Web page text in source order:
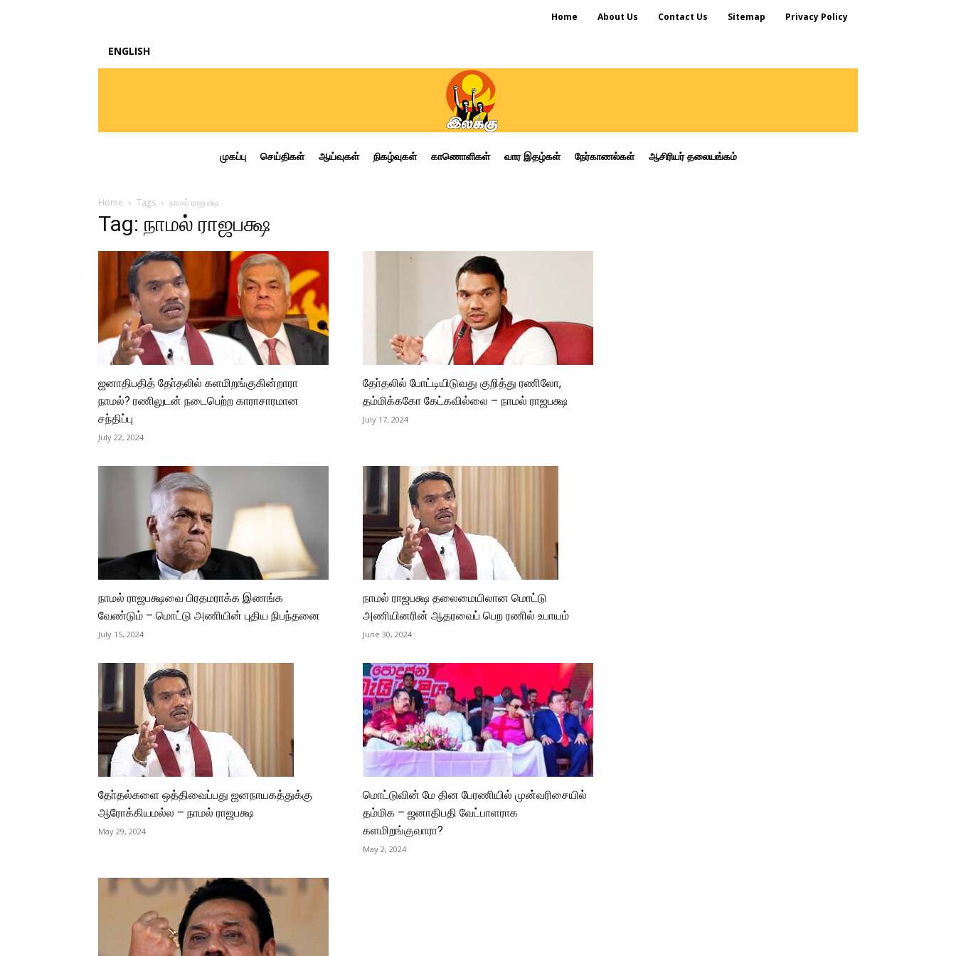
Home About Us Contact Us Sitemap Privacy Policy
ENGLISH
முகப்பு செய்திகள் ஆய்வுகள் நிகழ்வுகள் காணொளிகள் வார இதழ்கள் நேர்காணல்கள் ஆசிரியர் தலையங்கம்
Home Tags நாமல் ராஜபக்ஷ
Tag: நாமல் ராஜபக்ஷ
ஜனாதிபதித் தோ்தலில் களமிறங்குகின்றாரா
நாமல்? ரணிலுடன் நடைபெற்ற காராசாரமான
சந்திப்பு
July 22, 2024
தோ்தலில் போட்டியிடுவது குறித்து ரணிலோ,
தம்மிக்ககோ கேட்கவில்லை – நாமல் ராஜபக்ஷ
July 17, 2024
நாமல் ராஜபக்ஷவை பிரதமராக்க இணங்க
வேண்டும் – மொட்டு அணியின் புதிய நிபந்தனை
July 15, 2024
நாமல் ராஜபக்ஷ தலைமையிலான மொட்டு
அணியினரின் ஆதரவைப் பெற ரணில் உபாயம்
June 30, 2024
தோ்தல்களை ஒத்திவைப்பது ஜனநாயகத்துக்கு
ஆரோக்கியமல்ல – நாமல் ராஜபக்ஷ
May 29, 2024
மொட்டுவின் மே தின பேரணியில் முன்வரிசையில்
தம்மிக – ஜனாதிபதி வேட்பாளராக
களமிறங்குவாரா?
May 2, 2024